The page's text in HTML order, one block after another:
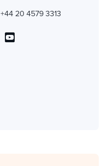
+44 20 4579 3313